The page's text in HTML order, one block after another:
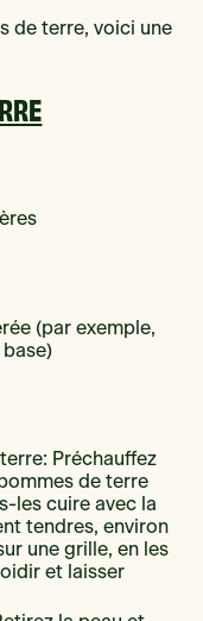
de terre, voici une
(par exemple,
Préchauffez
de terre
les cuire avec la
tendres, environ
une grille, en les
et laisser